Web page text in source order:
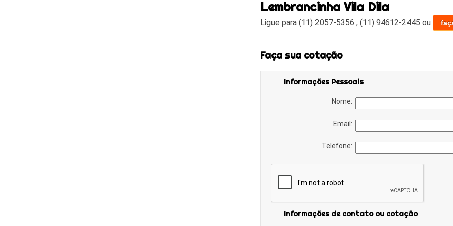
Lembrancinha Vila Dila
Ligue para(11) 2057-5356 ,(11) 94612-2445 ou
Faça sua cotação
Informações Pessoais
Nome:
Email:
Telefone:
Informações de contato ou cotação